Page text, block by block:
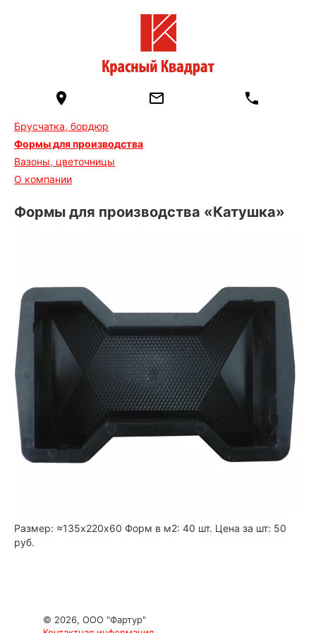
Брусчатка, бордюр
Формы для производства
Вазоны, цветочницы
О компании
Формы для производства «Катушка»
Размер: ≈135х220х60 Форм в м2: 40 шт. Цена за шт: 50
руб.
© 2026, ООО "Фартур"